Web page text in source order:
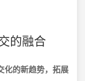
的融合
化的新趋势，拓展